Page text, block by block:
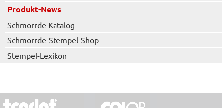
Produkt-News
Schmorrde Katalog
Schmorrde-Stempel-Shop
Stempel-Lexikon